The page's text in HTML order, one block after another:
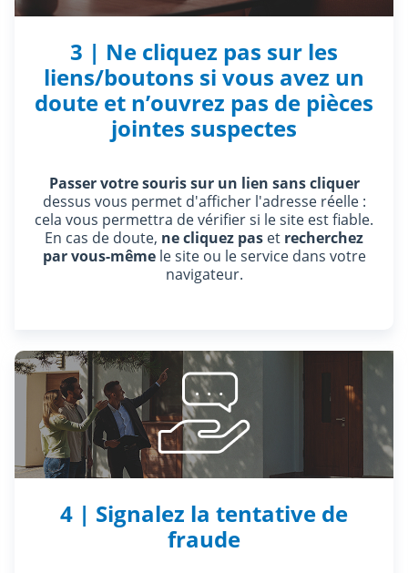
3 | Ne cliquez pas sur les
liens/boutons si vous avez un
doute et n’ouvrez pas de pièces
jointes suspectes
Passer votre souris sur un lien sans cliquer
dessus vous permet d'afficher l'adresse réelle :
cela vous permettra de vérifier si le site est fiable.
En cas de doute, ne cliquez pas et recherchez
par vous-mêmele site ou le service dans votre
navigateur.
4 | Signalez la tentative de
fraude